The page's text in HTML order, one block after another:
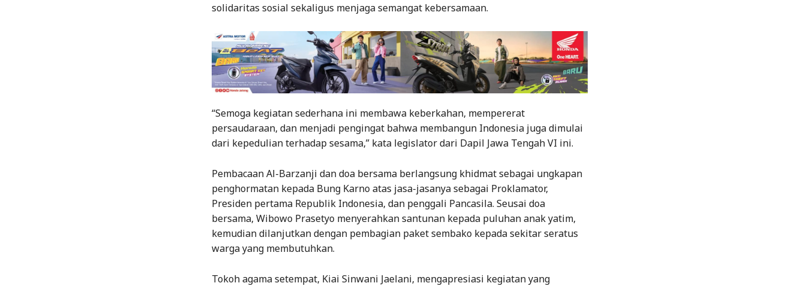
solidaritas sosial sekaligus menjaga semangat kebersamaan.
“Semoga kegiatan sederhana ini membawa keberkahan, mempererat
persaudaraan, dan menjadi pengingat bahwa membangun Indonesia juga dimulai
dari kepedulian terhadap sesama,” kata legislator dari Dapil Jawa Tengah VI ini.
Pembacaan Al-Barzanji dan doa bersama berlangsung khidmat sebagai ungkapan
penghormatan kepada Bung Karno atas jasa-jasanya sebagai Proklamator,
Presiden pertama Republik Indonesia, dan penggali Pancasila. Seusai doa
bersama, Wibowo Prasetyo menyerahkan santunan kepada puluhan anak yatim,
kemudian dilanjutkan dengan pembagian paket sembako kepada sekitar seratus
warga yang membutuhkan.
Tokoh agama setempat, Kiai Sinwani Jaelani, mengapresiasi kegiatan yang